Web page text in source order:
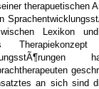
therapuetischen
Lexikon
an sich sind